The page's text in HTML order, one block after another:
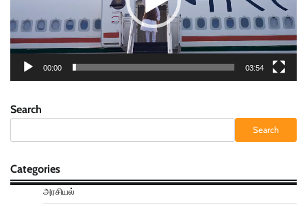
00:00 03:54
Search
Search
Categories
அரசியல்